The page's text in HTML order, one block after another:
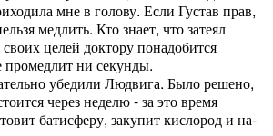
мне в голову. Если Густав прав,
медлить. Кто знает, что затеял
целей доктору понадобится
промедлит ни секунды.
убедили Людвига. Было решено,
через неделю - за это время
батисферу, закупит кислород и на-